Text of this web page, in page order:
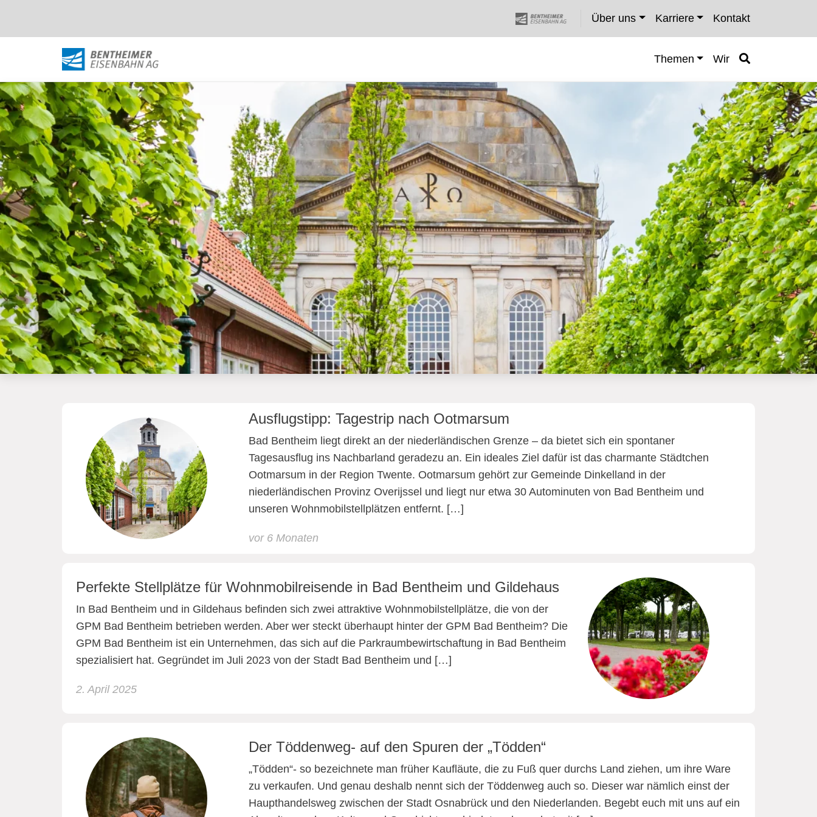
Über uns Karriere Kontakt
Themen Wir
Ausflugstipp: Tagestrip nach Ootmarsum
Bad Bentheim liegt direkt an der niederländischen Grenze – da bietet sich ein spontaner
Tagesausflug ins Nachbarland geradezu an. Ein ideales Ziel dafür ist das charmante Städtchen
Ootmarsum in der Region Twente. Ootmarsum gehört zur Gemeinde Dinkelland in der
niederländischen Provinz Overijssel und liegt nur etwa 30 Autominuten von Bad Bentheim und
unseren Wohnmobilstellplätzen entfernt. […]
vor 6 Monaten
Perfekte Stellplätze für Wohnmobilreisende in Bad Bentheim und Gildehaus
In Bad Bentheim und in Gildehaus befinden sich zwei attraktive Wohnmobilstellplätze, die von der
GPM Bad Bentheim betrieben werden. Aber wer steckt überhaupt hinter der GPM Bad Bentheim? Die
GPM Bad Bentheim ist ein Unternehmen, das sich auf die Parkraumbewirtschaftung in Bad Bentheim
spezialisiert hat. Gegründet im Juli 2023 von der Stadt Bad Bentheim und […]
2. April 2025
Der Töddenweg- auf den Spuren der „Tödden“
„Tödden“- so bezeichnete man früher Kaufläute, die zu Fuß quer durchs Land ziehen, um ihre Ware
zu verkaufen. Und genau deshalb nennt sich der Töddenweg auch so. Dieser war nämlich einst der
Haupthandelsweg zwischen der Stadt Osnabrück und den Niederlanden. Begebt euch mit uns auf ein